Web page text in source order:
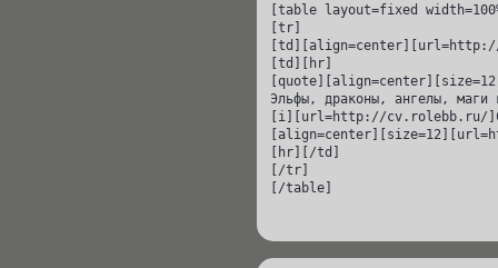
[table layout=fixed
[tr]
[td][hr]
Эльфы, драконы, ангелы, маги
[i][url=http://cv.rolebb.ru/
[hr][/td]
[/tr]
[/table]